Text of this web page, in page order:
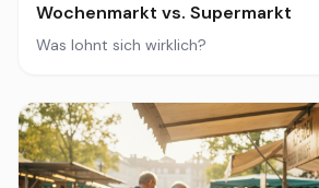
Wochenmarkt vs. Supermarkt
Was lohnt sich wirklich?